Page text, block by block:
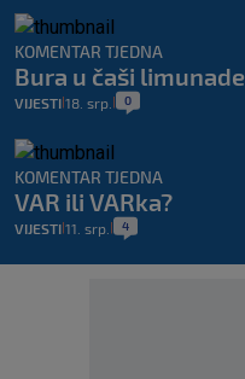
KOMENTAR TJEDNA
Bura u čaši limunade
VIJESTI 18. srp. 0
KOMENTAR TJEDNA
VAR ili VARka?
VIJESTI 11. srp. 4